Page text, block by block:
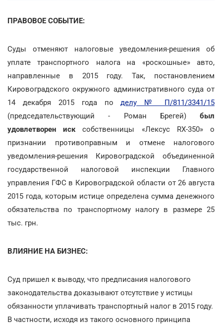
ПРАВОВОЕ СОБЫТИЕ:
Суды отменяют налоговые уведомления-решения об
уплате транспортного налога на «роскошные» авто,
направленные в 2015 году. Так, постановлением
Кировоградского окружного административного суда от
14 декабря 2015 года поделу № П/811/3341/15
(председательствующий - Роман Брегей) был
удовлетворен исксобственницы «Лексус RX-350» о
признании противоправным и отмене налогового
уведомления-решения Кировоградской объединенной
государственной налоговой инспекции Главного
управления ГФС в Кировоградской области от 26 августа
2015 года, которым истице определена сумма денежного
обязательства по транспортному налогу в размере 25
тыс. грн.
ВЛИЯНИЕ НА БИЗНЕС:
Суд пришел к выводу, что предписания налогового
законодательства доказывают отсутствие у истицы
обязанности уплачивать транспортный налог в 2015 году.
В частности, исходя из такого основного принципа